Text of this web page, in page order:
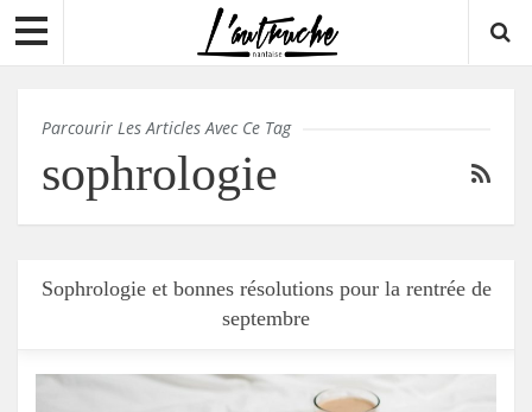
Parcourir Les Articles Avec Ce Tag
sophrologie
Sophrologie et bonnes résolutions pour la rentrée de
septembre